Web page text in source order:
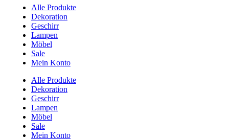
Alle Produkte
Dekoration
Geschirr
Lampen
Möbel
Sale
Mein Konto
Alle Produkte
Dekoration
Geschirr
Lampen
Möbel
Sale
Mein Konto